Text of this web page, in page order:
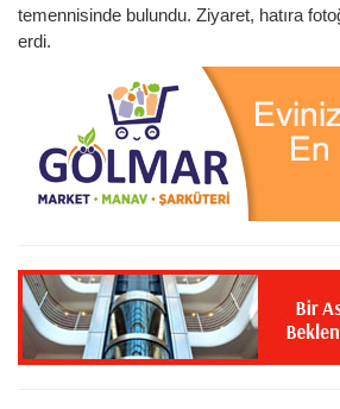
temennisinde bulundu. Ziyaret, hatıra
erdi.